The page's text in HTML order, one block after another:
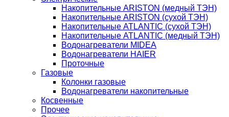
Накопительные ARISTON (медный ТЭН)
Накопительные ARISTON (сухой ТЭН)
Накопительные ATLANTIC (сухой ТЭН)
Накопительные ATLANTIC (медный ТЭН)
Водонагреватели MIDEA
Водонагреватели HAIER
Проточные
Газовые
Колонки газовые
Водонагреватели накопительные
Косвенные
Прочее